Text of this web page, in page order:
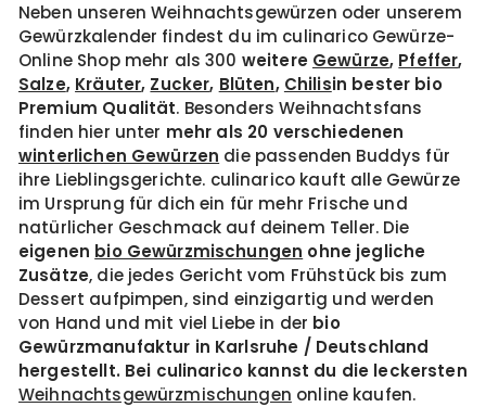
Neben unseren Weihnachtsgewürzen oder unserem
Gewürzkalender findest du im culinarico Gewürze-
Online Shop mehr als 300 weitere Gewürze, Pfeffer,
Salze, Kräuter, Zucker, Blüten, Chilisin bester bio
Premium Qualität. Besonders Weihnachtsfans
finden hier unter mehr als 20 verschiedenen
winterlichen Gewürzen die passenden Buddys für
ihre Lieblingsgerichte. culinarico kauft alle Gewürze
im Ursprung für dich ein für mehr Frische und
natürlicher Geschmack auf deinem Teller. Die
eigenen bio Gewürzmischungen ohne jegliche
Zusätze, die jedes Gericht vom Frühstück bis zum
Dessert aufpimpen, sind einzigartig und werden
von Hand und mit viel Liebe in der bio
Gewürzmanufaktur in Karlsruhe / Deutschland
hergestellt. Bei culinarico kannst du die leckersten
Weihnachtsgewürzmischungen online kaufen.